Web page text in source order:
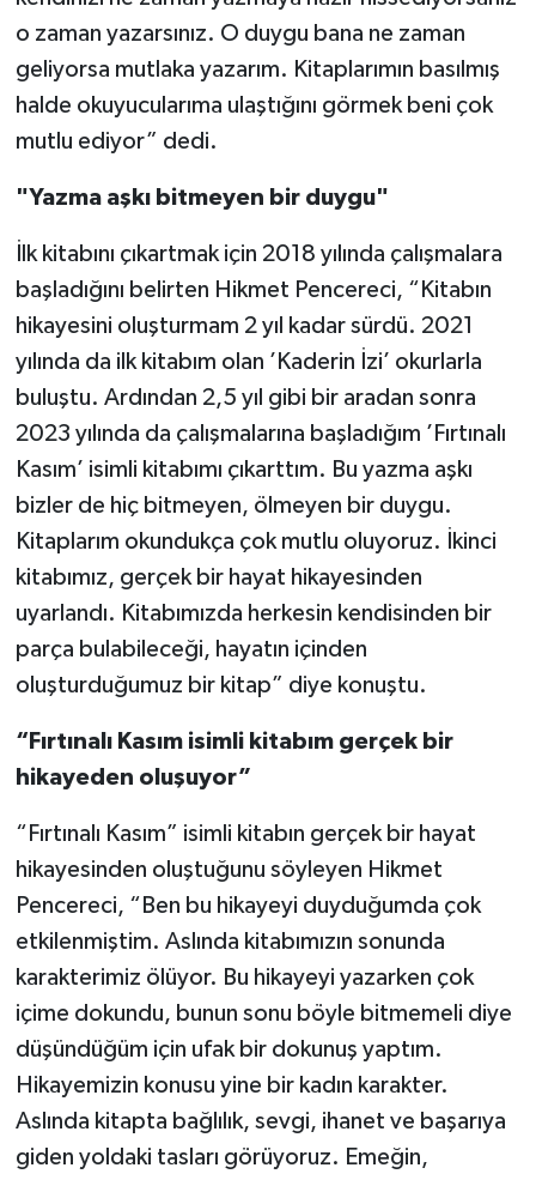
o zaman yazarsınız. O duygu bana ne zaman
geliyorsa mutlaka yazarım. Kitaplarımın basılmış
halde okuyucularıma ulaştığını görmek beni çok
mutlu ediyor” dedi.
"Yazma aşkı bitmeyen bir duygu"
İlk kitabını çıkartmak için 2018 yılında çalışmalara
başladığını belirten Hikmet Pencereci, “Kitabın
hikayesini oluşturmam 2 yıl kadar sürdü. 2021
yılında da ilk kitabım olan ’Kaderin İzi’ okurlarla
buluştu. Ardından 2,5 yıl gibi bir aradan sonra
2023 yılında da çalışmalarına başladığım ’Fırtınalı
Kasım’ isimli kitabımı çıkarttım. Bu yazma aşkı
bizler de hiç bitmeyen, ölmeyen bir duygu.
Kitaplarım okundukça çok mutlu oluyoruz. İkinci
kitabımız, gerçek bir hayat hikayesinden
uyarlandı. Kitabımızda herkesin kendisinden bir
parça bulabileceği, hayatın içinden
oluşturduğumuz bir kitap” diye konuştu.
“Fırtınalı Kasım isimli kitabım gerçek bir
hikayeden oluşuyor”
“Fırtınalı Kasım” isimli kitabın gerçek bir hayat
hikayesinden oluştuğunu söyleyen Hikmet
Pencereci, “Ben bu hikayeyi duyduğumda çok
etkilenmiştim. Aslında kitabımızın sonunda
karakterimiz ölüyor. Bu hikayeyi yazarken çok
içime dokundu, bunun sonu böyle bitmemeli diye
düşündüğüm için ufak bir dokunuş yaptım.
Hikayemizin konusu yine bir kadın karakter.
Aslında kitapta bağlılık, sevgi, ihanet ve başarıya
giden yoldaki tasları görüyoruz. Emeğin,